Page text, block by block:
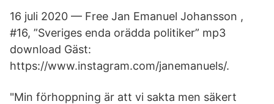
16 juli 2020 — Free Jan Emanuel Johansson ,
#16, ”Sveriges enda orädda politiker” mp3
download Gäst:
https://www.instagram.com/janemanuels/.
"Min förhoppning är att vi sakta men säkert